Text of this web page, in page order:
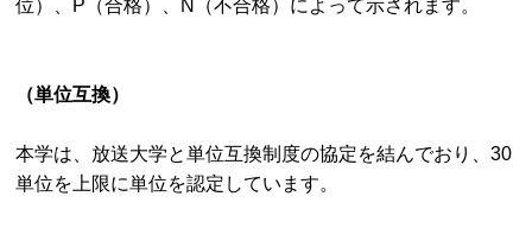
位）、P（合格）、N（不合格）によって示されます。
（単位互換）
本学は、放送大学と単位互換制度の協定を結んでおり、30
単位を上限に単位を認定しています。